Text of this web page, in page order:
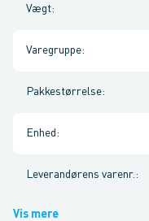
Vægt:
Varegruppe:
Pakkestørrelse:
Enhed :
Leverandørens varenr. :
Vis mere